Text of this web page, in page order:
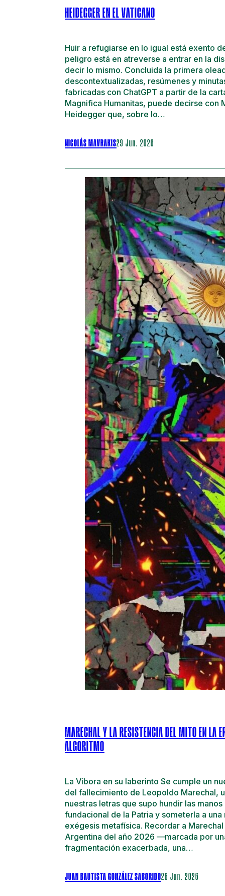
HEIDEGGER EN EL VATICANO
Huir a refugiarse en lo igual está exento
peligro está en atreverse a entrar en la
decir lo mismo. Concluida la primera
descontextualizadas, resúmenes y
fabricadas con ChatGPT a partir de la
Magnifica Humanitas, puede decirse con
Heidegger que, sobre lo…
NICOLÁS MAVRAKIS29 Jun. 2026
MARECHAL Y LA RESISTENCIA DEL MITO EN LA
ALGORITMO
La Víbora en su laberinto Se cumple un
del fallecimiento de Leopoldo Marechal,
nuestras letras que supo hundir las
fundacional de la Patria y someterla a una
exégesis metafísica. Recordar a
Argentina del año 2026 —marcada por
fragmentación exacerbada, una…
JUAN BAUTISTA GONZÁLEZ SABORIDO26 Jun. 2026